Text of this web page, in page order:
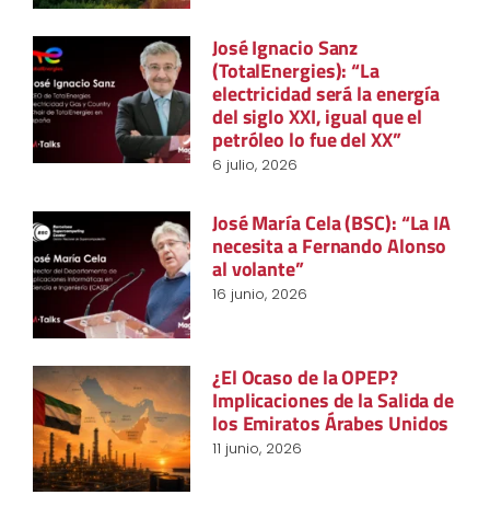
José Ignacio Sanz
(TotalEnergies): “La
electricidad será la energía
del siglo XXI, igual que el
petróleo lo fue del XX”
6 julio, 2026
José María Cela (BSC): “La IA
necesita a Fernando Alonso
al volante”
16 junio, 2026
¿El Ocaso de la OPEP?
Implicaciones de la Salida de
los Emiratos Árabes Unidos
11 junio, 2026